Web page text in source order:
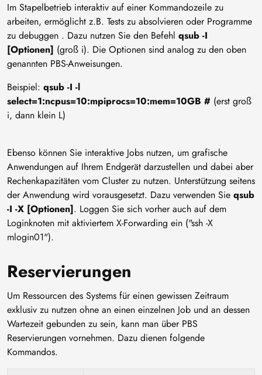
Im Stapelbetrieb interaktiv auf einer Kommandozeile zu
arbeiten, ermöglicht z.B. Tests zu absolvieren oder Programme
zu debuggen . Dazu nutzen Sie den Befehl qsub -I
[Optionen] (groß i). Die Optionen sind analog zu den oben
genannten PBS-Anweisungen.
Beispiel: qsub -I -l
select=1:ncpus=10:mpiprocs=10:mem=10GB # (erst groß
i, dann klein L)
Ebenso können Sie interaktive Jobs nutzen, um grafische
Anwendungen auf Ihrem Endgerät darzustellen und dabei aber
Rechenkapazitäten vom Cluster zu nutzen. Unterstützung seitens
der Anwendung wird vorausgesetzt. Dazu verwenden Sie qsub
-I -X [Optionen]. Loggen Sie sich vorher auch auf dem
Loginknoten mit aktiviertem X-Forwarding ein ("ssh -X
mlogin01").
Reservierungen
Um Ressourcen des Systems für einen gewissen Zeitraum
exklusiv zu nutzen ohne an einen einzelnen Job und an dessen
Wartezeit gebunden zu sein, kann man über PBS
Reservierungen vornehmen. Dazu dienen folgende
Kommandos.